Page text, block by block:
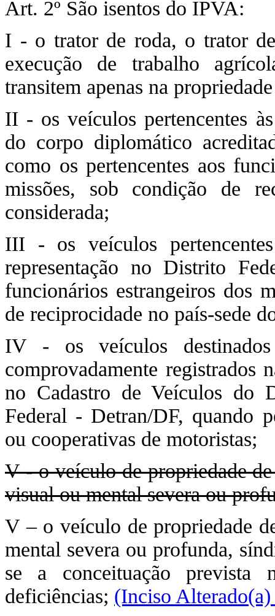
Art. 2º São isentos do IPVA:
I - o trator de roda, o trator
execução de trabalho
transitem apenas na
II - os veículos pertencentes
do corpo diplomático
como os pertencentes aos
missões, sob condição de
considerada;
III - os veículos
representação no Distrito
funcionários estrangeiros dos
de reciprocidade no país-sede
IV - os veículos
comprovadamente registrados
no Cadastro de Veículos do
Federal - Detran/DF, quando
ou cooperativas de motoristas;
V - o veículo de propriedade
visual ou mental severa ou
V – o veículo de propriedade
mental severa ou profunda,
se a conceituação prevista
deficiências; (Inciso